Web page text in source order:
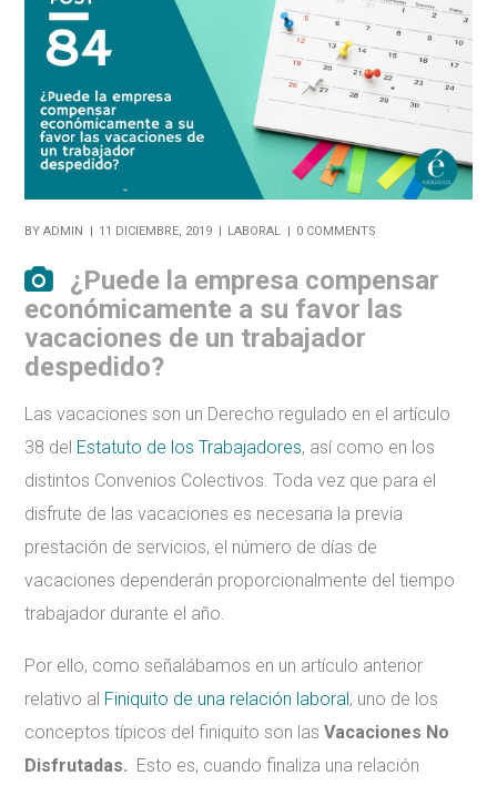
BYADMIN 11 DICIEMBRE, 2019 LABORAL 0 COMMENTS
¿Puede la empresa compensar
económicamente a su favor las
vacaciones de un trabajador
despedido?
Las vacaciones son un Derecho regulado en el artículo
38 del Estatuto de los Trabajadores, así como en los
distintos Convenios Colectivos. Toda vez que para el
disfrute de las vacaciones es necesaria la previa
prestación de servicios, el número de días de
vacaciones dependerán proporcionalmente del tiempo
trabajador durante el año.
Por ello, como señalábamos en un artículo anterior
relativo al Finiquito de una relación laboral, uno de los
conceptos típicos del finiquito son lasVacaciones No
Disfrutadas. Esto es, cuando finaliza una relación